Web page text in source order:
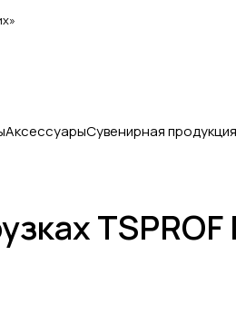
АксессуарыСувенирная продукция